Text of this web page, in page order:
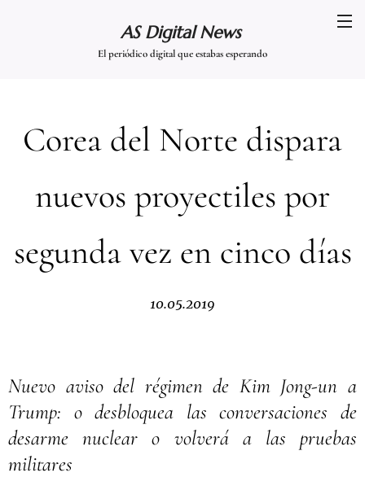
AS Digital News
El periódico digital que estabas esperando
Corea del Norte dispara
nuevos proyectiles por
segunda vez en cinco días
10.05.2019
Nuevo aviso del régimen de Kim Jong-un a
Trump: o desbloquea las conversaciones de
desarme nuclear o volverá a las pruebas
militares